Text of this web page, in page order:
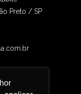
Preto / SP
Preto / SP